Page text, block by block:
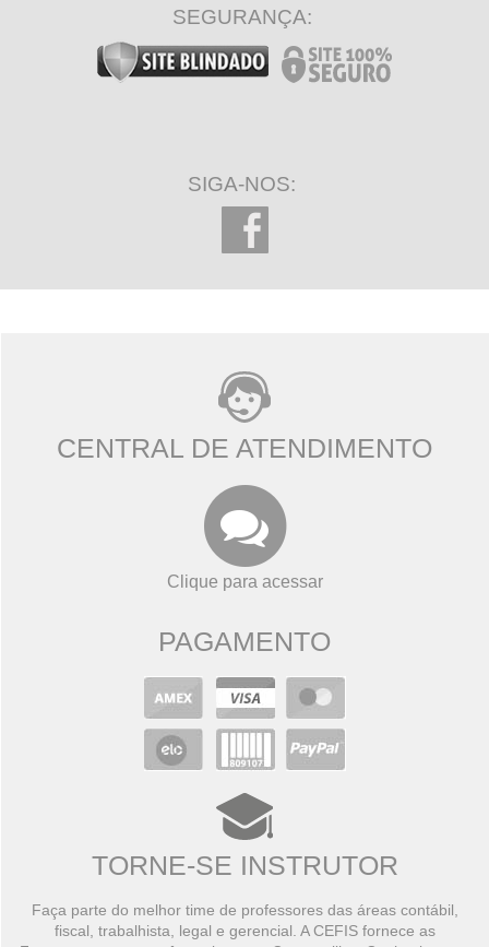
SEGURANÇA:
SIGA-NOS:
CENTRAL DE ATENDIMENTO
Clique para acessar
PAGAMENTO
TORNE-SE INSTRUTOR
Faça parte do melhor time de professores das áreas contábil,
fiscal, trabalhista, legal e gerencial. A CEFIS fornece as